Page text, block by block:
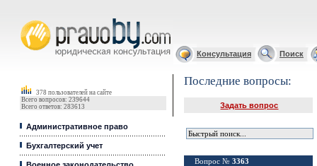
Консультация Поиск
378 пользователей на сайте
Всего вопросов: 239644
Всего ответов: 283613
Административное право
Бухгалтерский учет
Последние вопросы:
Задать вопрос
Вопрос № 3363